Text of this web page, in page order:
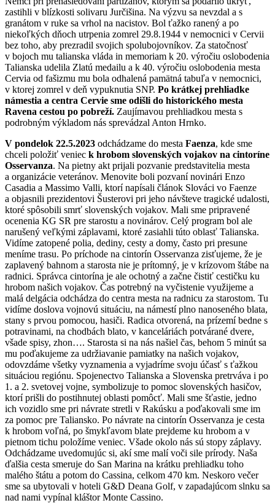
zastihli v blízkosti solivaru Jurčišina. Na výzvu sa nevzdal a s
granátom v ruke sa vrhol na nacistov. Bol ťažko ranený a po
niekoľkých dňoch utrpenia zomrel 29.8.1944 v nemocnici v Cervii
bez toho, aby prezradil svojich spolubojovníkov. Za statočnosť
v bojoch mu talianska vláda in memoriam k 20. výročiu oslobodenia
Talianska udelila Zlatú medailu a k 40. výročiu oslobodenia mesta
Cervia od fašizmu mu bola odhalená pamätná tabuľa v nemocnici,
v ktorej zomrel v deň vypuknutia SNP. Po krátkej prehliadke
námestia a centra Cervie sme odišli do historického mesta
Ravena cestou po pobreží. Zaujímavou prehliadkou mesta s
podrobným výkladom nás sprevádzal Anton Hrnko.
V pondelok 22.5.2023 odchádzame do mesta Faenza, kde sme
chceli položiť veniec k hrobom slovenských vojakov na cintoríne
Osservanza. Na pietny akt prijali pozvanie predstavitelia mesta
a organizácie veteránov. Menovite boli pozvaní novinári Enzo
Casadia a Massimo Valli, ktorí napísali článok Slováci vo Faenze
a objasnili prezidentovi Šusterovi pri jeho návšteve tragické udalosti,
ktoré spôsobili smrť slovenských vojakov. Mali sme pripravené
ocenenia KG SR pre starostu a novinárov. Celý program bol ale
narušený veľkými záplavami, ktoré zasiahli túto oblasť Talianska.
Vidíme zatopené polia, dediny, cesty a domy, často pri presune
meníme trasu. Po príchode na cintorín Osservanza zisťujeme, že je
zaplavený bahnom a starosta nie je prítomný, je v krízovom štábe na
radnici. Správca cintorína je ale ochotný a začne čistiť cestičku ku
hrobom našich vojakov. Čas potrebný na vyčistenie využijeme a
malá delgácia odchádza do centra mesta na radnicu za starostom. Tu
vidíme doslova vojnovú situáciu, na námestí plno nanoseného blata,
stany s prvou pomocou, hasiči. Radica otvorená, na prízemí bedne s
potravinami, na chodbách blato, v kanceláriách potvárané dvere,
všade spisy, zhon…. Starosta si na nás našiel čas, behom 5 minút sa
mu poďakujeme za udržiavanie pamiatky na našich vojakov,
odovzdáme všetky vyznamenia a vyjadríme svoju účasť s ťažkou
situáciou regiónu. Spojenectvo Talianska a Slovenska pretrváva i po
1. a 2. svetovej vojne, symbolizuje to pomoc slovenských hasičov,
ktorí prišli do postihnutej oblasti pomôcť. Mali sme šťastie, jedno
ich vozidlo sme pri návrate stretli v Rakúsku a poďakovali sme im
za pomoc pre Taliansko. Po návrate na cintorín Osservanza je cesta
k hrobom voľná, po šmykľavom blate prejdeme ku hrobom a v
pietnom tichu položíme veniec. Všade okolo nás sú stopy záplavy.
Odchádzame uvedomujúc si, akí sme malí voči sile prírody. Naša
ďalšia cesta smeruje do San Marina na krátku prehliadku toho
malého štátu a potom do Cassina, celkom 470 km. Neskoro večer
sme sa ubytovali v hoteli G&D Deana Golf, v zapadajúcom slnku sa
nad nami vypínal kláštor Monte Cassino.